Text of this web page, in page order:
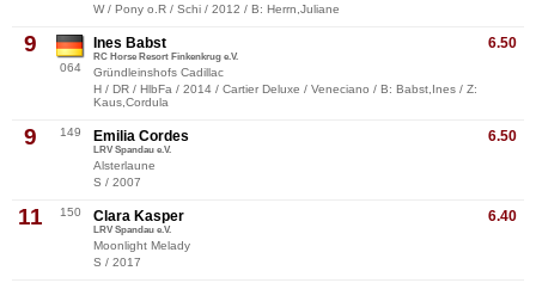
W / Pony o.R / Schi / 2012 / B: Herrn,Juliane
9
064
6.50
Ines Babst
RC Horse Resort Finkenkrug e.V.
Gründleinshofs Cadillac
H / DR / HlbFa / 2014 / Cartier Deluxe / Veneciano / B: Babst,Ines / Z:
Kaus,Cordula
9 149 6.50
Emilia Cordes
LRV Spandau e.V.
Alsterlaune
S / 2007
11 150 6.40
Clara Kasper
LRV Spandau e.V.
Moonlight Melady
S / 2017